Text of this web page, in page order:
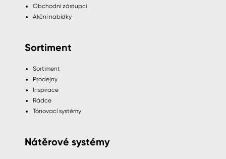
Obchodní zástupci
Akční nabídky
Sortiment
Sortiment
Prodejny
Inspirace
Rádce
Tónovací systémy
Nátěrové systémy